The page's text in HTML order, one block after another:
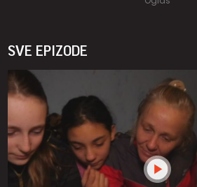
SVE EPIZODE